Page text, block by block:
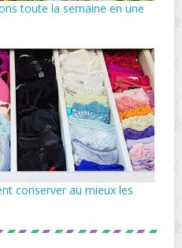
toute la semaine en une
conserver au mieux les